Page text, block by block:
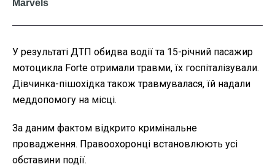
У результаті ДТП обидва водії та 15-річний пасажир
мотоцикла Forte отримали травми, їх госпіталізували.
Дівчинка-пішохідка також травмувалася, їй надали
меддопомогу на місці.
За даним фактом відкрито кримінальне
провадження. Правоохоронці встановлюють усі
обставини події.